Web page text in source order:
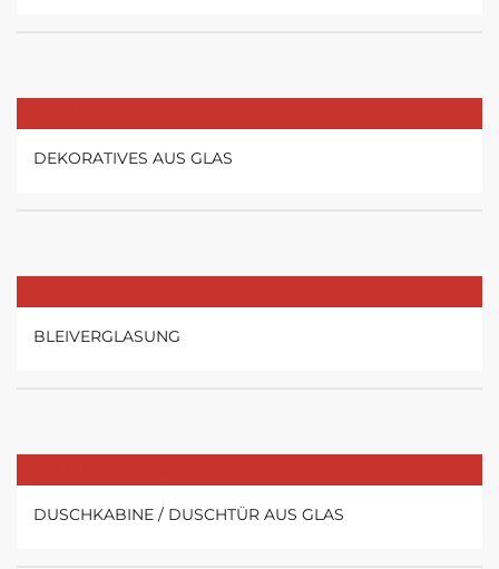
DEKORATIVES AUS GLAS
BLEIVERGLASUNG
DUSCHKABINE / DUSCHTÜR AUS GLAS